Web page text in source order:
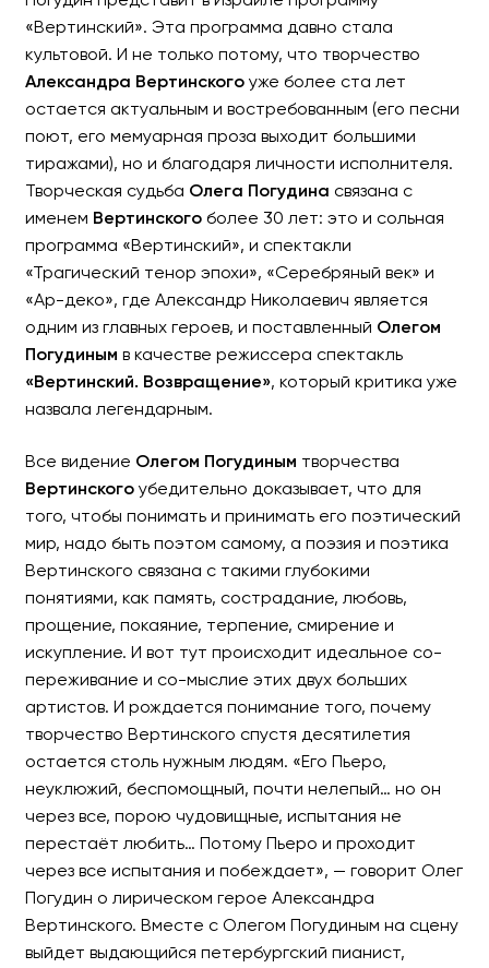
«Вертинский». Эта программа давно стала
культовой. И не только потому, что творчество
Александра Вертинскогоуже более ста лет
остается актуальным и востребованным (его песни
поют, его мемуарная проза выходит большими
тиражами), но и благодаря личности исполнителя.
Творческая судьба Олега Погудина связана с
именем Вертинскогоболее 30 лет: это и сольная
программа «Вертинский», и спектакли
«Трагический тенор эпохи», «Серебряный век» и
«Ар-деко», где Александр Николаевич является
одним из главных героев, и поставленный Олегом
Погудиным в качестве режиссера спектакль
«Вертинский. Возвращение», который критика уже
назвала легендарным.
Все видение Олегом Погудиным творчества
Вертинскогоубедительно доказывает, что для
того, чтобы понимать и принимать его поэтический
мир, надо быть поэтом самому, а поэзия и поэтика
Вертинского связана с такими глубокими
понятиями, как память, сострадание, любовь,
прощение, покаяние, терпение, смирение и
искупление. И вот тут происходит идеальное со-
переживание и со-мыслие этих двух больших
артистов. И рождается понимание того, почему
творчество Вертинского спустя десятилетия
остается столь нужным людям. «Его Пьеро,
неуклюжий, беспомощный, почти нелепый… но он
через все, порою чудовищные, испытания не
перестаёт любить… Потому Пьеро и проходит
через все испытания и побеждает», — говорит Олег
Погудин о лирическом герое Александра
Вертинского. Вместе с Олегом Погудиным на сцену
выйдет выдающийся петербургский пианист,